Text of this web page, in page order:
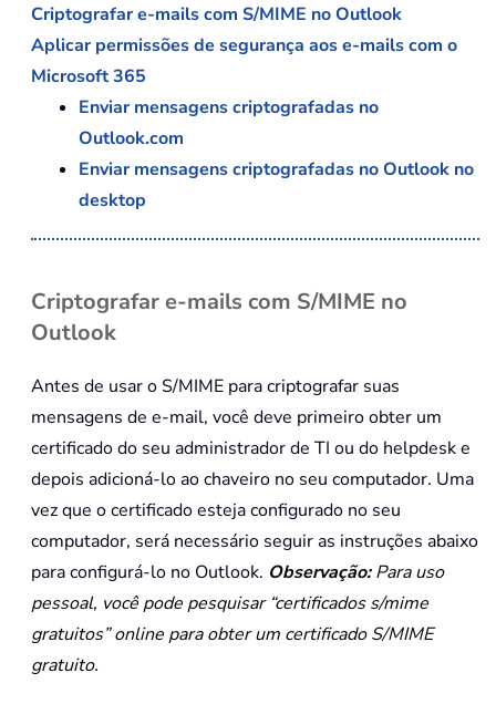
Criptografar e-mails com S/MIME no Outlook
Aplicar permissões de segurança aos e-mails com o
Microsoft 365
Enviar mensagens criptografadas no
Outlook.com
Enviar mensagens criptografadas no Outlook no
desktop
Criptografar e-mails com S/MIME no
Outlook
Antes de usar o S/MIME para criptografar suas
mensagens de e-mail, você deve primeiro obter um
certificado do seu administrador de TI ou do helpdesk e
depois adicioná-lo ao chaveiro no seu computador. Uma
vez que o certificado esteja configurado no seu
computador, será necessário seguir as instruções abaixo
para configurá-lo no Outlook. Observação: Para uso
pessoal, você pode pesquisar “certificados s/mime
gratuitos” online para obter um certificado S/MIME
gratuito.